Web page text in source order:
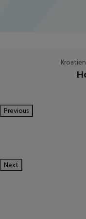
Previous
Next